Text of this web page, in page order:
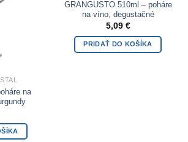
na
GRANGUSTO 510ml – poháre
na víno, degustačné
5,09 €
PRIDAŤ DO KOŠÍKA